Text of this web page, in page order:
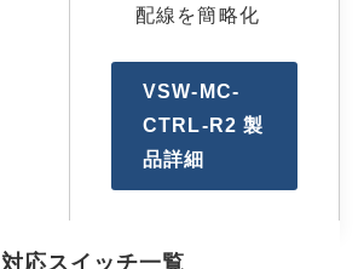
配線を簡略化
VSW-MC-
CTRL-R2 製
品詳細
対応スイッチ一覧